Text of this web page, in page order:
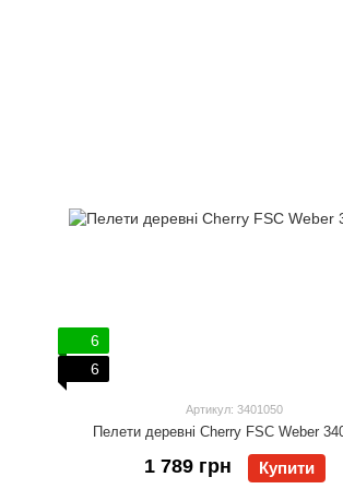
6
6
Артикул: 3401050
Пелети деревні Cherry FSC Weber
1 789 грн Купити